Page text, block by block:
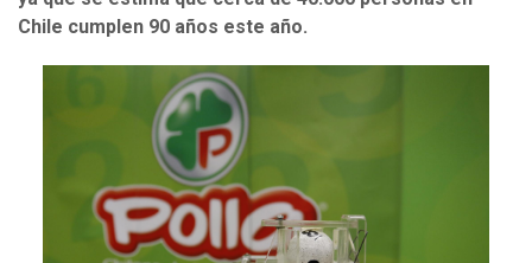
Chile cumplen 90 años este año.